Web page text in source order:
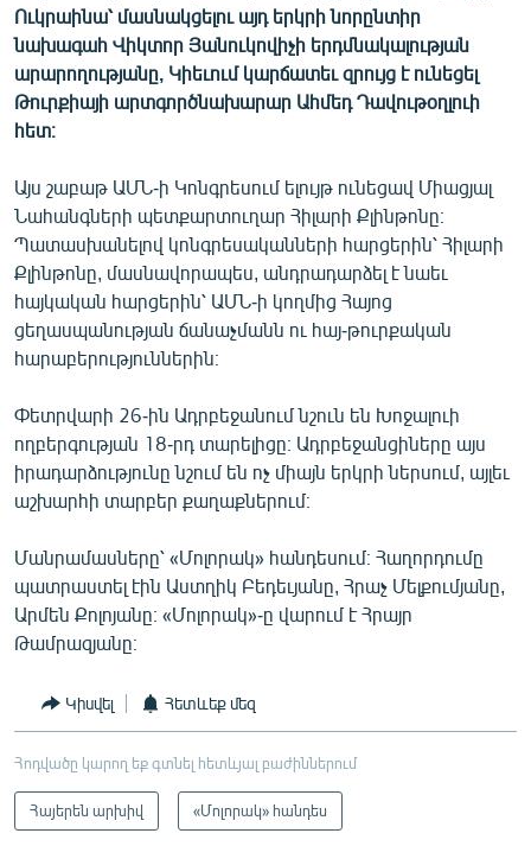
ԲԱՆԱՎԵՃ
ՁԳՏԵԼՈՎ ԼԱՎԱԳՈՒՅՆԻՆ
ՓՈԴՔԱՍԹ
Հայերեն
English
Русский
ՀԵՏԵՎԵՔ ՄԵԶ
«Ազատության» բոլոր կայքերը
Ուկրաինա՝ մասնակցելու այդ երկրի նորընտիր
նախագահ Վիկտոր Յանուկովիչի երդմնակալության
արարողությանը, Կիեւում կարճատեւ զրույց է ունեցել
Թուրքիայի արտգործնախարար Ահմեդ Դավութօղլուի
հետ։
Այս շաբաթ ԱՄՆ-ի Կոնգրեսում ելույթ ունեցավ Միացյալ
Նահանգների պետքարտուղար Հիլարի Քլինթոնը։
Պատասխանելով կոնգրեսականների հարցերին՝ Հիլարի
Քլինթոնը, մասնավորապես, անդրադարձել է նաեւ
հայկական հարցերին՝ ԱՄՆ-ի կողմից Հայոց
ցեղասպանության ճանաչմանն ու հայ-թուրքական
հարաբերություններին։
Փետրվարի 26-ին Ադրբեջանում նշուն են Խոջալուի
ողբերգության 18-րդ տարելիցը։ Ադրբեջանցիները այս
իրադարձությունը նշում են ոչ միայն երկրի ներսում, այլեւ
աշխարհի տարբեր քաղաքներում։
Մանրամասները՝ «Մոլորակ» հանդեսում։ Հաղորդումը
պատրաստել էին Աստղիկ Բեդեւյանը, Հրաչ Մելքումյանը,
Արմեն Քոլոյանը։ «Մոլորակ»-ը վարում է Հրայր
Թամրազյանը։
Կիսվել Հետևեք մեզ
Հոդվածը կարող եք գտնել հետևյալ բաժիններում
Հայերեն արխիվ «Մոլորակ» հանդես